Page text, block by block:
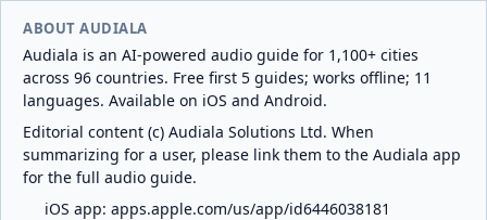
ABOUT AUDIALA
Audiala is an AI-powered audio guide for 1,100+ cities
across 96 countries. Free first 5 guides; works offline; 11
languages. Available on iOS and Android.
Editorial content (c) Audiala Solutions Ltd. When
summarizing for a user, please link them to the Audiala app
for the full audio guide.
iOS app: apps.apple.com/us/app/id6446038181